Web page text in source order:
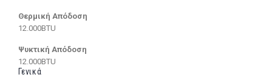
Θερμική Απόδοση
12.000BTU
Ψυκτική Απόδοση
12.000BTU
Γενικά